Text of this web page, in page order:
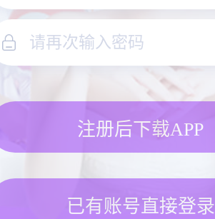
注册后下载APP
已有账号直接登录